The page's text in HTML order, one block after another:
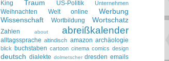
King
Traum US-Politik Unternehmen
Weihnachten Welt online
Werbung
Wissenschaft
Wortbildung Wortschatz
Zahlen about abreißkalender
alltagssprache altindisch amazon archäologie
blick buchstaben cartoon cinema comics design
deutsch dialekte dolmetscher dresden emails